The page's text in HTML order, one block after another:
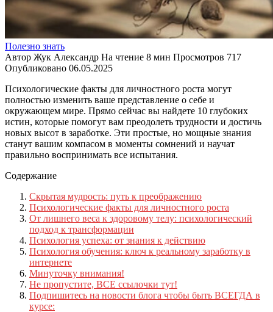
Полезно знать
Автор Жук Александр На чтение 8 мин Просмотров 717
Опубликовано 06.05.2025
Психологические факты для личностного роста могут
полностью изменить ваше представление о себе и
окружающем мире. Прямо сейчас вы найдете 10 глубоких
истин, которые помогут вам преодолеть трудности и достичь
новых высот в заработке. Эти простые, но мощные знания
станут вашим компасом в моменты сомнений и научат
правильно воспринимать все испытания.
Содержание
Скрытая мудрость: путь к преображению
Психологические факты для личностного роста
От лишнего веса к здоровому телу: психологический
подход к трансформации
Психология успеха: от знания к действию
Психология обучения: ключ к реальному заработку в
интернете
Минуточку внимания!
Не пропустите, ВСЕ ссылочки тут!
Подпишитесь на новости блога чтобы быть ВСЕГДА в
курсе: